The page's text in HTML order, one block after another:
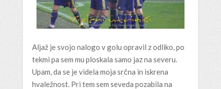
Aljaž je svojo nalogo v golu opravil z odliko, po
tekmi pa sem mu ploskala samo jaz na severu.
Upam, da se je videla moja srčna in iskrena
hvaležnost. Pri tem sem seveda pozabila na